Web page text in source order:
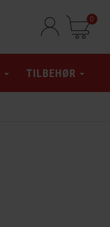
0
TILBEHØR